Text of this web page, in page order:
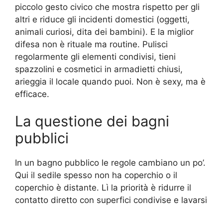
piccolo gesto civico che mostra rispetto per gli
altri e riduce gli incidenti domestici (oggetti,
animali curiosi, dita dei bambini). E la miglior
difesa non è rituale ma routine. Pulisci
regolarmente gli elementi condivisi, tieni
spazzolini e cosmetici in armadietti chiusi,
arieggia il locale quando puoi. Non è sexy, ma è
efficace.
La questione dei bagni
pubblici
In un bagno pubblico le regole cambiano un po’.
Qui il sedile spesso non ha coperchio o il
coperchio è distante. Lì la priorità è ridurre il
contatto diretto con superfici condivise e lavarsi